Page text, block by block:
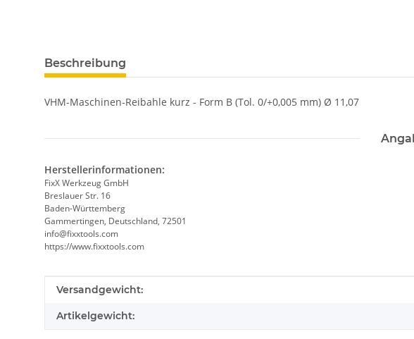
Beschreibung
VHM-Maschinen-Reibahle kurz - Form B (Tol. 0/+0,005 mm) Ø 11,07
Herstellerinformationen:
FixX Werkzeug GmbH
Breslauer Str. 16
Baden-Württemberg
Gammertingen, Deutschland, 72501
info@fixxtools.com
https://www.fixxtools.com
Produkteigenschaft
Wert
Versandgewicht:
Artikelgewicht: